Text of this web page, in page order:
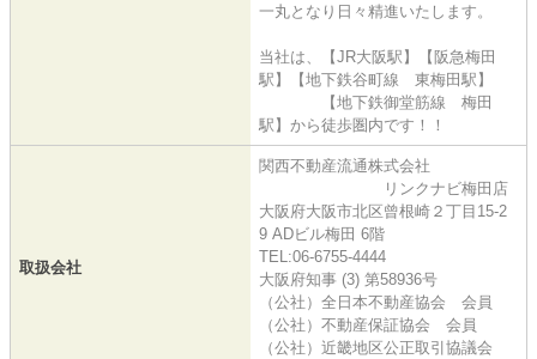
一丸となり日々精進いたします。
当社は、【JR大阪駅】【阪急梅田
駅】【地下鉄谷町線 東梅田駅】
【地下鉄御堂筋線 梅田
駅】から徒歩圏内です！！
取扱会社
関西不動産流通株式会社
リンクナビ梅田店
大阪府大阪市北区曾根崎２丁目15-2
9 ADビル梅田 6階
TEL:06-6755-4444
大阪府知事 (3) 第58936号
（公社）全日本不動産協会 会員
（公社）不動産保証協会 会員
（公社）近畿地区公正取引協議会